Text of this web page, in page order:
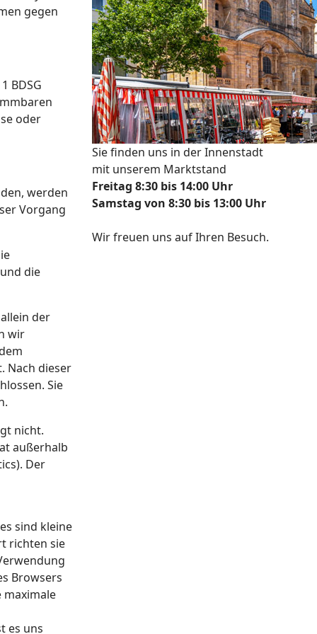
gegen
BDSG
oder
werden
Vorgang
die
der
wir
Nach dieser
Sie
nicht.
außerhalb
Der
sind kleine
richten sie
Browsers
maximale
es uns
Sie finden uns in der Innenstadt
mit unserem Marktstand
Freitag 8:30 bis 14:00 Uhr
Samstag von 8:30 bis 13:00 Uhr
Wir freuen uns auf Ihren Besuch.